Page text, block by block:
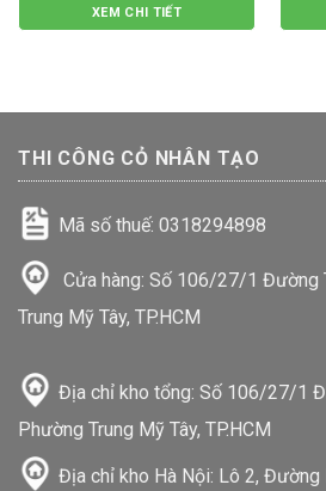
XEM CHI TIẾT
THI CÔNG CỎ NHÂN TẠO
Mã số thuế: 0318294898
Cửa hàng: Số 106/27/1 Đường
Trung Mỹ Tây, TP.HCM
Địa chỉ kho tổng: Số 106/27/1
Phường Trung Mỹ Tây, TP.HCM
Địa chỉ kho Hà Nội: Lô 2, Đường